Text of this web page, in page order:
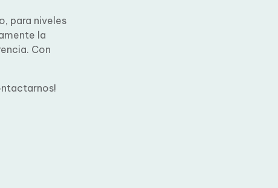
para
por
cada